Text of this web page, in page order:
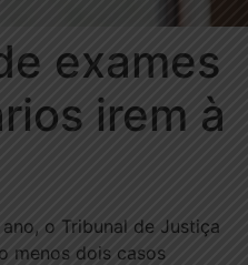
exames
irem à
o Tribunal de Justiça
menos dois casos